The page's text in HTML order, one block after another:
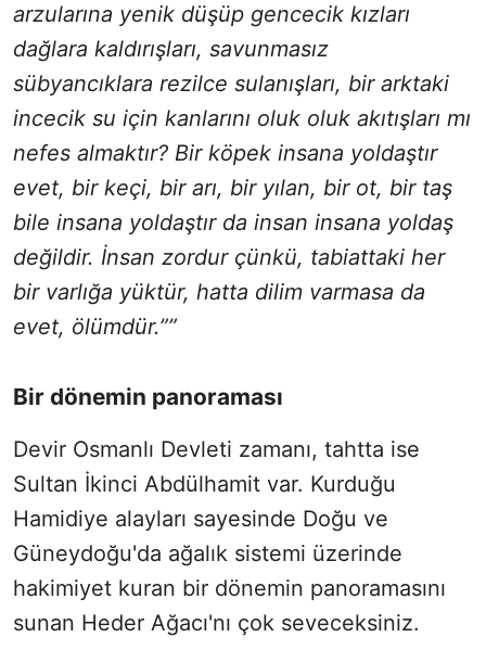
arzularına yenik düşüp gencecik kızları
dağlara kaldırışları, savunmasız
sübyancıklara rezilce sulanışları, bir arktaki
incecik su için kanlarını oluk oluk akıtışları mı
nefes almaktır? Bir köpek insana yoldaştır
evet, bir keçi, bir arı, bir yılan, bir ot, bir taş
bile insana yoldaştır da insan insana yoldaş
değildir. İnsan zordur çünkü, tabiattaki her
bir varlığa yüktür, hatta dilim varmasa da
evet, ölümdür.””
Bir dönemin panoraması
Devir Osmanlı Devleti zamanı, tahtta ise
Sultan İkinci Abdülhamit var. Kurduğu
Hamidiye alayları sayesinde Doğu ve
Güneydoğu'da ağalık sistemi üzerinde
hakimiyet kuran bir dönemin panoramasını
sunan Heder Ağacı'nı çok seveceksiniz.